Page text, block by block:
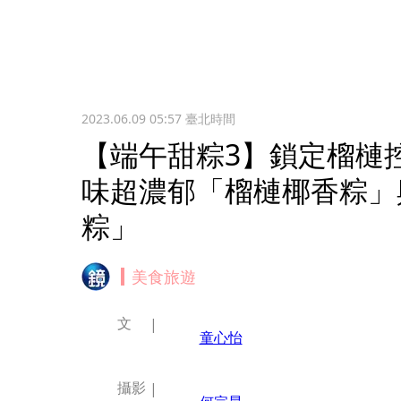
2023.06.09 05:57臺北時間
【端午甜粽3】鎖定榴
味超濃郁「榴槤椰香粽
粽」
美食旅遊
文
童心怡
攝影